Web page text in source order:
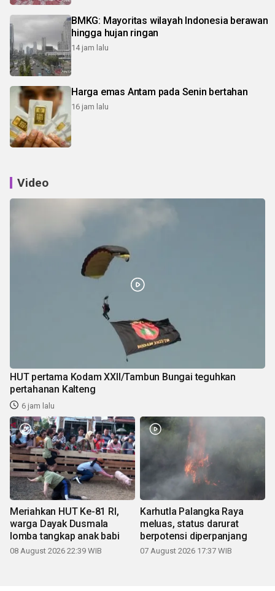
BMKG: Mayoritas wilayah Indonesia berawan
hingga hujan ringan
14 jam lalu
Harga emas Antam pada Senin bertahan
16 jam lalu
Video
HUT pertama Kodam XXII/Tambun Bungai teguhkan
pertahanan Kalteng
6 jam lalu
Meriahkan HUT Ke-81 RI,
warga Dayak Dusmala
lomba tangkap anak babi
08 August 2026 22:39 WIB
Karhutla Palangka Raya
meluas, status darurat
berpotensi diperpanjang
07 August 2026 17:37 WIB